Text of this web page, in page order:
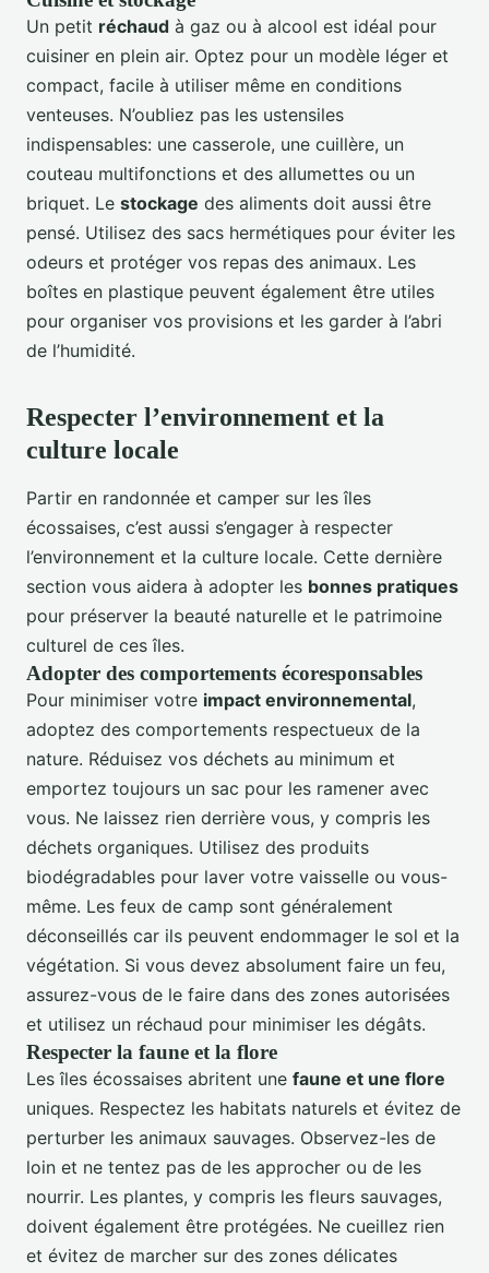
Un petit réchaud à gaz ou à alcool est idéal pour
cuisiner en plein air. Optez pour un modèle léger et
compact, facile à utiliser même en conditions
venteuses. N’oubliez pas les ustensiles
indispensables: une casserole, une cuillère, un
couteau multifonctions et des allumettes ou un
briquet. Le stockage des aliments doit aussi être
pensé. Utilisez des sacs hermétiques pour éviter les
odeurs et protéger vos repas des animaux. Les
boîtes en plastique peuvent également être utiles
pour organiser vos provisions et les garder à l’abri
de l’humidité.
Respecter l’environnement et la
culture locale
Partir en randonnée et camper sur les îles
écossaises, c’est aussi s’engager à respecter
l’environnement et la culture locale. Cette dernière
section vous aidera à adopter les bonnes pratiques
pour préserver la beauté naturelle et le patrimoine
culturel de ces îles.
Adopter des comportements écoresponsables
Pour minimiser votre impact environnemental,
adoptez des comportements respectueux de la
nature. Réduisez vos déchets au minimum et
emportez toujours un sac pour les ramener avec
vous. Ne laissez rien derrière vous, y compris les
déchets organiques. Utilisez des produits
biodégradables pour laver votre vaisselle ou vous-
même. Les feux de camp sont généralement
déconseillés car ils peuvent endommager le sol et la
végétation. Si vous devez absolument faire un feu,
assurez-vous de le faire dans des zones autorisées
et utilisez un réchaud pour minimiser les dégâts.
Respecter la faune et la flore
Les îles écossaises abritent une faune et une flore
uniques. Respectez les habitats naturels et évitez de
perturber les animaux sauvages. Observez-les de
loin et ne tentez pas de les approcher ou de les
nourrir. Les plantes, y compris les fleurs sauvages,
doivent également être protégées. Ne cueillez rien
et évitez de marcher sur des zones délicates